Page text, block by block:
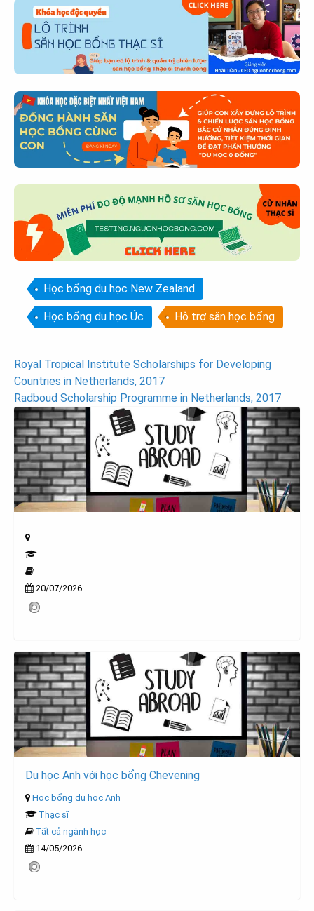
Học bổng du học New Zealand
Học bổng du học Úc Hỗ trợ săn học bổng
Post
navigation
Royal Tropical Institute Scholarships for Developing
Countries in Netherlands, 2017
Radboud Scholarship Programme in Netherlands, 2017
20/07/2026
Du học Anh với học bổng Chevening
Học bổng du học Anh
Thạc sĩ
Tất cả ngành học
14/05/2026